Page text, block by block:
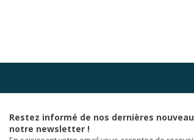
Restez informé de nos dernières
notre newsletter !